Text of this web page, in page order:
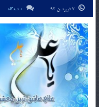
0 دیدگاه